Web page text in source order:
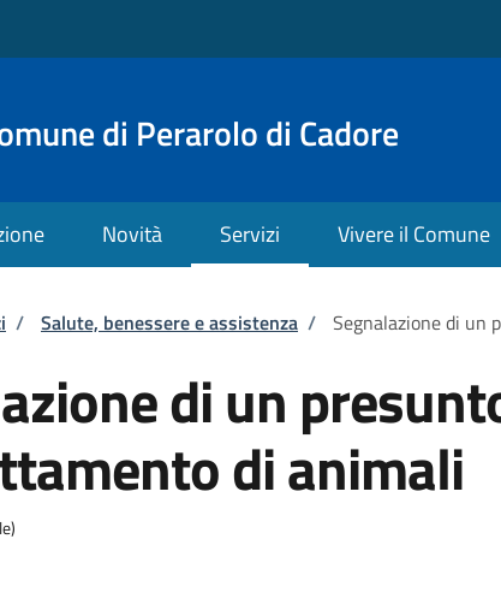
di Perarolo di Cadore
Novità Servizi Vivere il Comune
di pane
/ Salute, benessere e assistenza / Segnalazione di un
di un
di animali